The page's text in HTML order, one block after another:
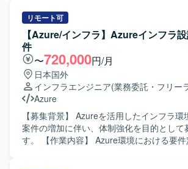
ドキュメンテーションにも丁寧に取り組ん
が望ましいです。 【ポジションの魅力】 グローバル規模の
業務・IT刷新プロジェクトに参画し、Web
ンやデータ基盤の標準化・ガイドライン策
程から広く関与できるポジションです。大
築の経験を通じて、アプリケーションリー
ト管理スキルを高めることができます。 【開発環境】 AWS
上でのWebアプリケーションおよびAPI基
ラインを中心としたクラウド環境を想定
会社システムとの接続妥当性確認、ネット
鍵管理等の基盤観点での確認、リスクや
の整理を実施していただきます。また、レ
明資料などのドキュメント作成、および顧
の調整・説明対応もご担当いただきます。 【求める人物
像】 インフラ基盤全体を理解し、技術的な
や懸念点を整理できる方を求めております
しながら、一人称で資料作成や説明対応が
くない関係者に対してもリスクや推奨事
説明できる方を想定しております。AWS経
も、既存のインフラ経験を活かしてキャッ
リモート可
【Azure/インフラ】Azureインフラ
件
〜720,000円/月
日本国外
インフラエンジニア(業務委託・フリー
Azure
【募集背景】 Azureを活用したインフラ
案件の増加に伴い、体制強化を目的として
す。 【作業内容】 Azure環境における要件定義から基本設